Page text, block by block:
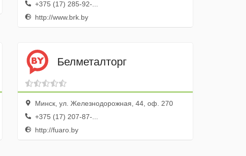
+375 (17) 285-92-...
http://www.brk.by
Белметалторг
Минск, ул. Железнодорожная, 44, оф. 270
+375 (17) 207-87-...
http://fuaro.by